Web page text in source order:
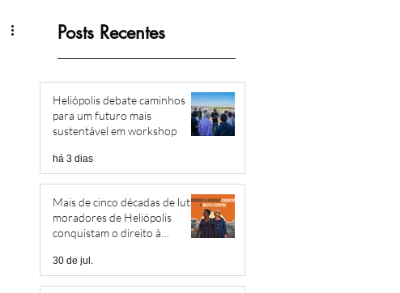
Posts Recentes
Heliópolis debate caminhos
para um futuro mais
sustentável em workshop
há 3 dias
Mais de cinco décadas de luta:
moradores de Heliópolis
conquistam o direito à
30 de jul.